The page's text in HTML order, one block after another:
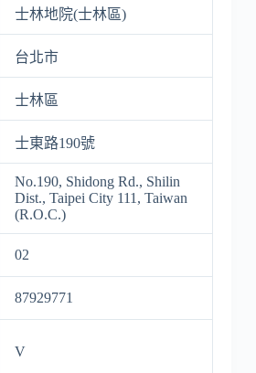
士林地院(士林區)
台北市
士林區
士東路190號
No.190, Shidong Rd., Shilin
Dist., Taipei City 111, Taiwan
(R.O.C.)
02
87929771
V